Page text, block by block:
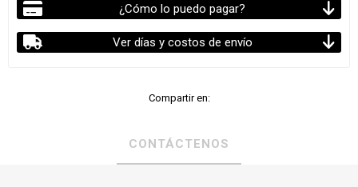
¿Cómo lo puedo pagar?
Ver días y costos de envío
Compartir en:
CONTÁCTENOS